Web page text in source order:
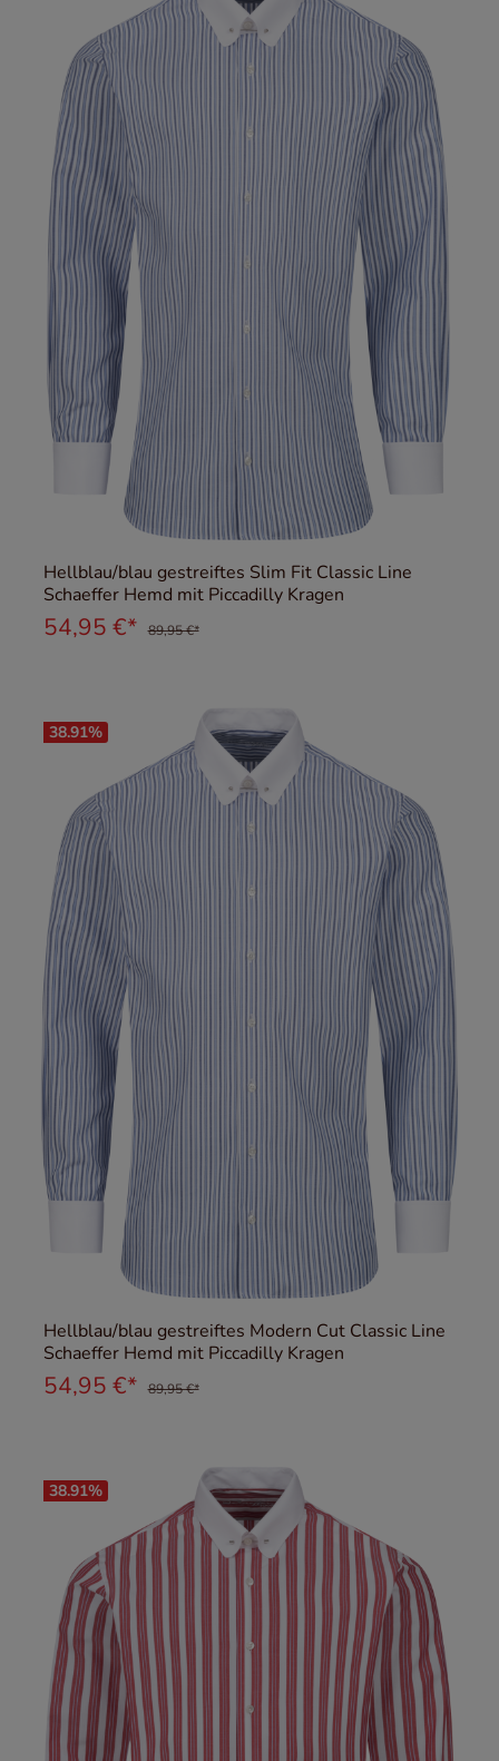
Hellblau/blau gestreiftes Slim Fit Classic Line
Schaeffer Hemd mit Piccadilly Kragen
54,95 €* 89,95 €*
38.91%
Hellblau/blau gestreiftes Modern Cut Classic Line
Schaeffer Hemd mit Piccadilly Kragen
54,95 €* 89,95 €*
38.91%